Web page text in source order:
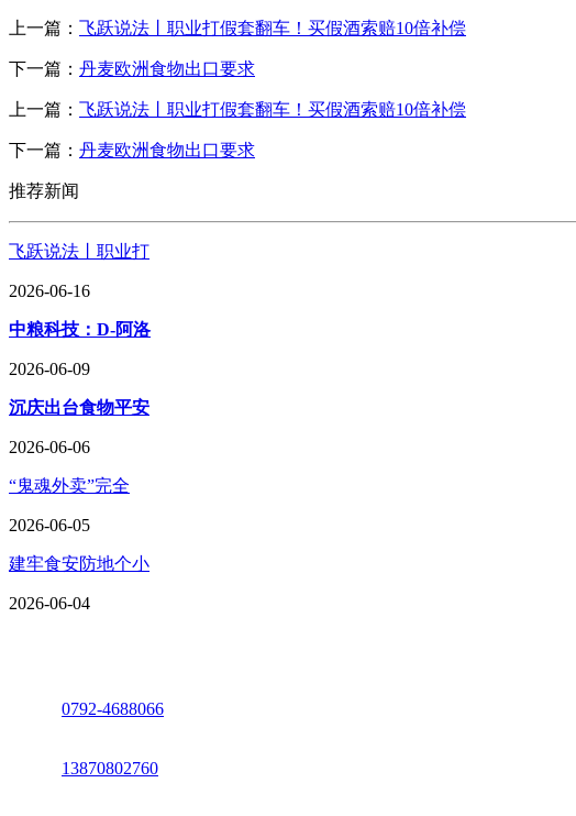
上一篇： 飞跃说法丨职业打假套翻车！买假酒索赔10倍补偿
下一篇： 丹麦欧洲食物出口要求
上一篇： 飞跃说法丨职业打假套翻车！买假酒索赔10倍补偿
下一篇： 丹麦欧洲食物出口要求
推荐新闻
飞跃说法丨职业打
2026-06-16
中粮科技：D-阿洛
2026-06-09
沉庆出台食物平安
2026-06-06
“鬼魂外卖”完全
2026-06-05
建牢食安防地个小
2026-06-04
0792-4688066
13870802760